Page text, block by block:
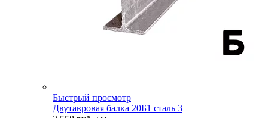
Быстрый просмотр
Двутавровая балка 20Б1 сталь 3